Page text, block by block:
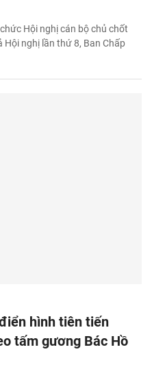
Hội nghị cán bộ chủ chốt
nghị lần thứ 8, Ban Chấp
hình tiên tiến
tấm gương Bác Hồ